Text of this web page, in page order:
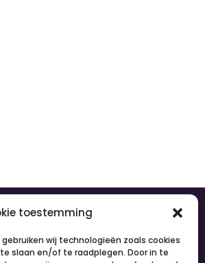
toestemming
wij technologieën zoals cookies
slaan en/of te raadplegen. Door in te